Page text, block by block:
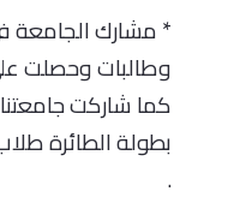
* مشارك الجامعة
وطالبات وحصلت
كما شاركت
بطولة الطائرة
.